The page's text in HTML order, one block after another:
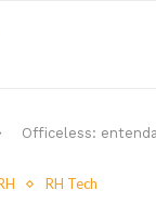
Officeless:
RH Tech